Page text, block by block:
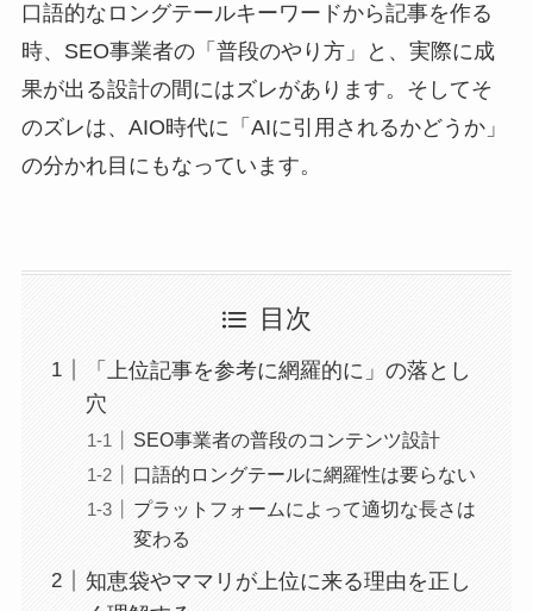
口語的なロングテールキーワードから記事を作る
時、SEO事業者の「普段のやり方」と、実際に成
果が出る設計の間にはズレがあります。そしてそ
のズレは、AIO時代に「AIに引用されるかどうか」
の分かれ目にもなっています。
目次
「上位記事を参考に網羅的に」の落とし
穴
SEO事業者の普段のコンテンツ設計
口語的ロングテールに網羅性は要らない
プラットフォームによって適切な長さは
変わる
知恵袋やママリが上位に来る理由を正し